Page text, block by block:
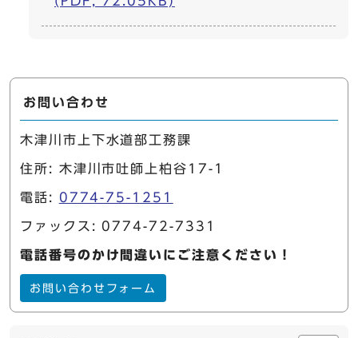
お問い合わせ
木津川市上下水道部工務課
住所: 木津川市吐師上柏谷17-1
電話: 0774-75-1251
ファックス: 0774-72-7331
電話番号のかけ間違いにご注意ください！
お問い合わせフォーム